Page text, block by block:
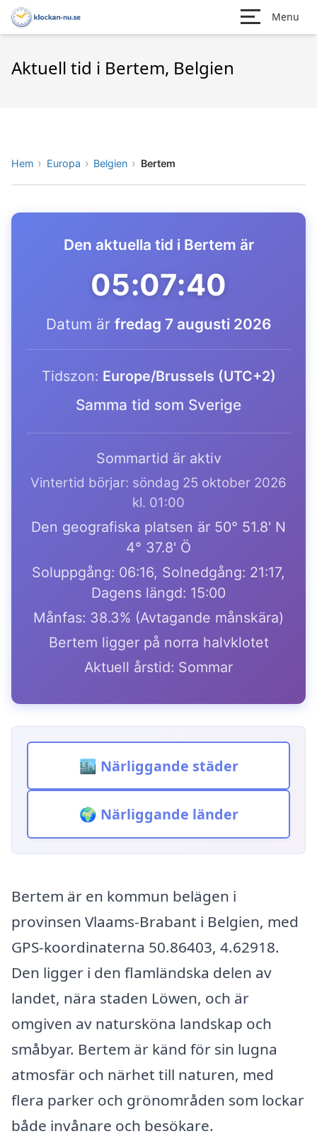
Menu
Aktuell tid i Bertem, Belgien
Hem Europa Belgien Bertem
Den aktuella tid i Bertem är
05:07:40
Datum är fredag 7 augusti 2026
Tidszon: Europe/Brussels (UTC+2)
Samma tid som Sverige
Sommartid är aktiv
Vintertid börjar: söndag 25 oktober 2026
kl. 01:00
Den geografiska platsen är 50° 51.8' N
4° 37.8' Ö
Soluppgång: 06:16, Solnedgång: 21:17,
Dagens längd: 15:00
Månfas: 38.3% (Avtagande månskära)
Bertem ligger på norra halvklotet
Aktuell årstid: Sommar
🏙️ Närliggande städer
🌍 Närliggande länder
Bertem är en kommun belägen i
provinsen Vlaams-Brabant i Belgien, med
GPS-koordinaterna 50.86403, 4.62918.
Den ligger i den flamländska delen av
landet, nära staden Löwen, och är
omgiven av natursköna landskap och
småbyar. Bertem är känd för sin lugna
atmosfär och närhet till naturen, med
flera parker och grönområden som lockar
både invånare och besökare.